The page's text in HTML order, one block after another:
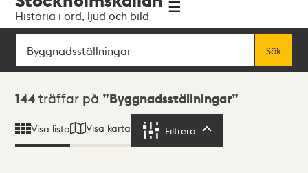
navigationen
huvudinnehållet
Historia i ord, ljud och bild
Sök
Sök
Sökresultat
144 träffar på Byggnadsställningar
Visa lista Visa karta Filtrera